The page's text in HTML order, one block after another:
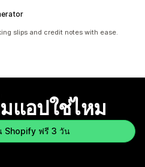
slips and credit notes with ease.
แอปใช่ไหม
Shopify ฟรี 3 วัน